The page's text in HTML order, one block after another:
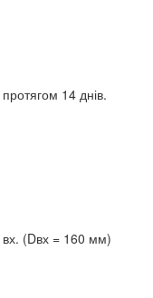
14 днів.
(Dвх = 160 мм)